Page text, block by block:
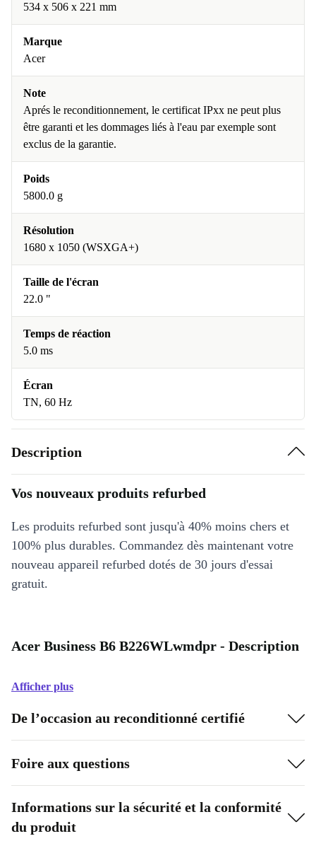
534 x 506 x 221 mm
Marque
Acer
Note
Aprés le reconditionnement, le certificat IPxx ne peut plus
être garanti et les dommages liés à l'eau par exemple sont
exclus de la garantie.
Poids
5800.0 g
Résolution
1680 x 1050 (WSXGA+)
Taille de l'écran
22.0 "
Temps de réaction
5.0 ms
Écran
TN, 60 Hz
Description
Vos nouveaux produits refurbed
Les produits refurbed sont jusqu'à 40% moins chers et
100% plus durables. Commandez dès maintenant votre
nouveau appareil refurbed dotés de 30 jours d'essai
gratuit.
Acer Business B6 B226WLwmdpr - Description
Afficher plus
De l’occasion au reconditionné certifié
Foire aux questions
Informations sur la sécurité et la conformité
du produit